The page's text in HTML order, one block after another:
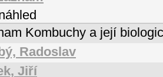
Kombuchy a její
Radoslav
Jiří